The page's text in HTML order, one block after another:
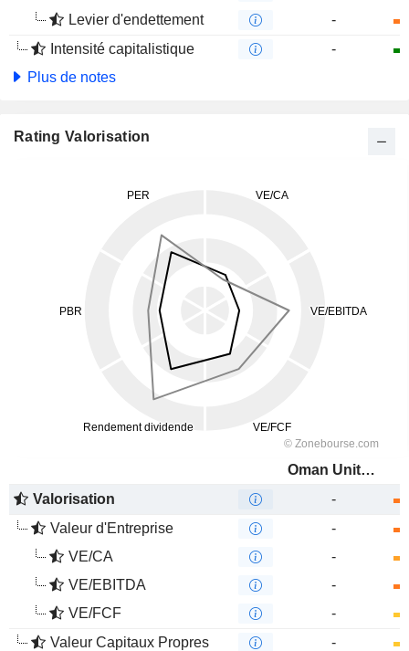
Levier d'endettement
-
Intensité capitalistique
-
Plus de notes
Rating Valorisation
Oman United Insurance Company SAOG
Valorisation
-
Valeur d'Entreprise
-
VE/CA
-
VE/EBITDA
-
VE/FCF
-
Valeur Capitaux Propres
-